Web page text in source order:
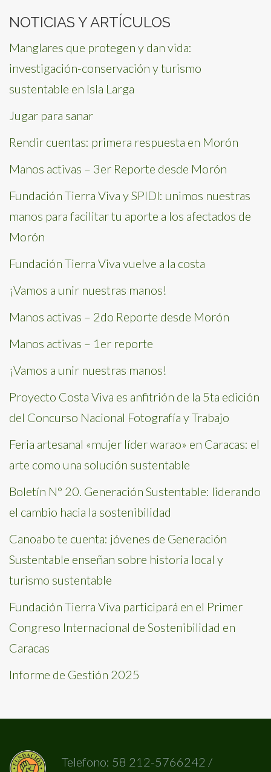
NOTICIAS Y ARTÍCULOS
Manglares que protegen y dan vida:
investigación-conservación y turismo
sustentable en Isla Larga
Jugar para sanar
Rendir cuentas: primera respuesta en Morón
Manos activas – 3er Reporte desde Morón
Fundación Tierra Viva y SPIDI: unimos nuestras
manos para facilitar tu aporte a los afectados de
Morón
Fundación Tierra Viva vuelve a la costa
¡Vamos a unir nuestras manos!
Manos activas – 2do Reporte desde Morón
Manos activas – 1er reporte
¡Vamos a unir nuestras manos!
Proyecto Costa Viva es anfitrión de la 5ta edición
del Concurso Nacional Fotografía y Trabajo
Feria artesanal «mujer líder warao» en Caracas: el
arte como una solución sustentable
Boletín N° 20. Generación Sustentable: liderando
el cambio hacia la sostenibilidad
Canoabo te cuenta: jóvenes de Generación
Sustentable enseñan sobre historia local y
turismo sustentable
Fundación Tierra Viva participará en el Primer
Congreso Internacional de Sostenibilidad en
Caracas
Informe de Gestión 2025
Telefono: 58 212-5766242 /